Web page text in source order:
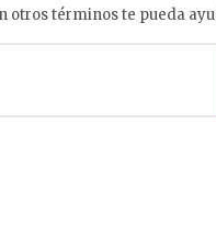
otros términos te pueda